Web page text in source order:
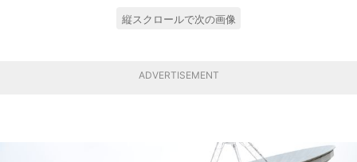
縦スクロールで次の画像
ADVERTISEMENT